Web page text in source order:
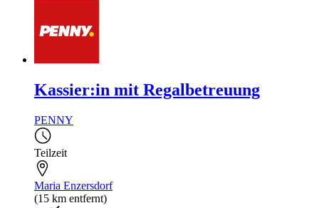
Kassier:in mit Regalbetreuung
PENNY
Teilzeit
Maria Enzersdorf
(15 km entfernt)